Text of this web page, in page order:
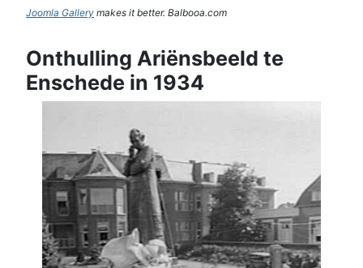
Joomla Gallery makes it better. Balbooa.com
Onthulling Ariënsbeeld te
Enschede in 1934